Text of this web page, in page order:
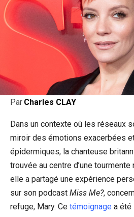
Par Charles CLAY
Dans un contexte où les réseaux
miroir des émotions exacerbées
épidermiques, la chanteuse
trouvée au centre d’une
elle a partagé une expérience
sur son podcast Miss Me?,
refuge, Mary. Ce témoignage a été